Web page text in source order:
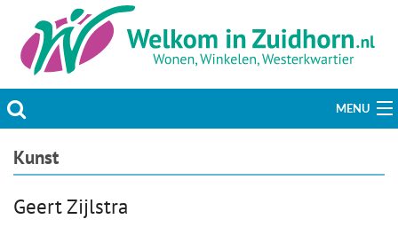
MENU
Actueel
Kunst
Geert Zijlstra